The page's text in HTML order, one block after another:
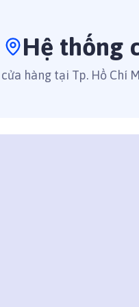
Hệ thống
hàng tại Tp. Hồ Chí